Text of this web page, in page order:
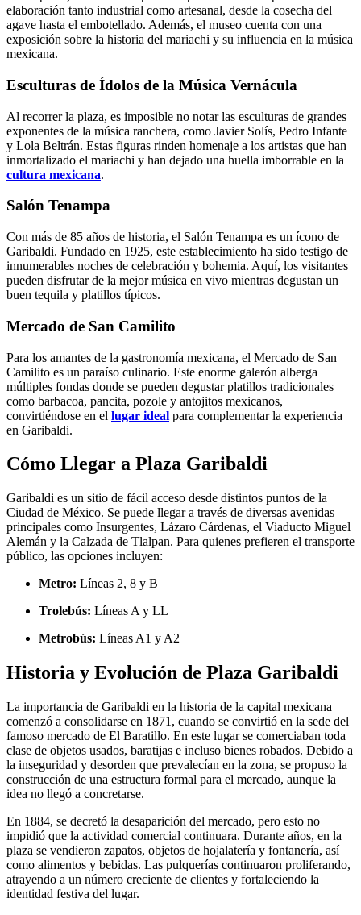
elaboración tanto industrial como artesanal, desde la cosecha del
agave hasta el embotellado. Además, el museo cuenta con una
exposición sobre la historia del mariachi y su influencia en la música
mexicana.
Esculturas de Ídolos de la Música Vernácula
Al recorrer la plaza, es imposible no notar las esculturas de grandes
exponentes de la música ranchera, como Javier Solís, Pedro Infante
y Lola Beltrán. Estas figuras rinden homenaje a los artistas que han
inmortalizado el mariachi y han dejado una huella imborrable en la
cultura mexicana.
Salón Tenampa
Con más de 85 años de historia, el Salón Tenampa es un ícono de
Garibaldi. Fundado en 1925, este establecimiento ha sido testigo de
innumerables noches de celebración y bohemia. Aquí, los visitantes
pueden disfrutar de la mejor música en vivo mientras degustan un
buen tequila y platillos típicos.
Mercado de San Camilito
Para los amantes de la gastronomía mexicana, el Mercado de San
Camilito es un paraíso culinario. Este enorme galerón alberga
múltiples fondas donde se pueden degustar platillos tradicionales
como barbacoa, pancita, pozole y antojitos mexicanos,
convirtiéndose en el lugar ideal para complementar la experiencia
en Garibaldi.
Cómo Llegar a Plaza Garibaldi
Garibaldi es un sitio de fácil acceso desde distintos puntos de la
Ciudad de México. Se puede llegar a través de diversas avenidas
principales como Insurgentes, Lázaro Cárdenas, el Viaducto Miguel
Alemán y la Calzada de Tlalpan. Para quienes prefieren el transporte
público, las opciones incluyen:
Metro: Líneas 2, 8 y B
Trolebús: Líneas A y LL
Metrobús: Líneas A1 y A2
Historia y Evolución de Plaza Garibaldi
La importancia de Garibaldi en la historia de la capital mexicana
comenzó a consolidarse en 1871, cuando se convirtió en la sede del
famoso mercado de El Baratillo. En este lugar se comerciaban toda
clase de objetos usados, baratijas e incluso bienes robados. Debido a
la inseguridad y desorden que prevalecían en la zona, se propuso la
construcción de una estructura formal para el mercado, aunque la
idea no llegó a concretarse.
En 1884, se decretó la desaparición del mercado, pero esto no
impidió que la actividad comercial continuara. Durante años, en la
plaza se vendieron zapatos, objetos de hojalatería y fontanería, así
como alimentos y bebidas. Las pulquerías continuaron proliferando,
atrayendo a un número creciente de clientes y fortaleciendo la
identidad festiva del lugar.